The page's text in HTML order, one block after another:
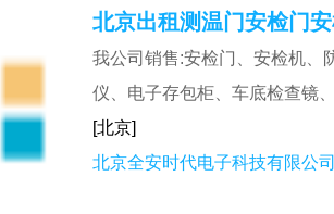
北京出租测温门安检门
我公司销售:安检门、安检机、
仪、电子存包柜、车底检查镜
[北京]
北京全安时代电子科技有限公